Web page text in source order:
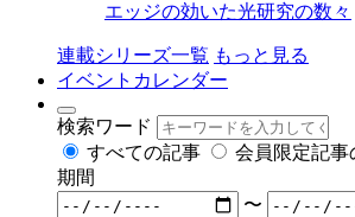
エッジの効いた光研究の数々
連載シリーズ一覧 もっと見る
イベントカレンダー
検索ワード
すべての記事
会員限定記事
期間
〜